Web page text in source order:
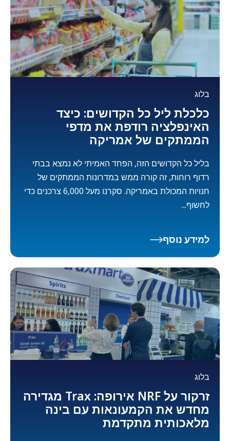
בלוג
כלכלת ליל כל הקדושים: כיצד
האינפלציה רודפת את מדפי
הממתקים של אמריקה
בליל כל הקדושים הזה, הפחד האמיתי לא נמצא בבתי
רדוף רוחות, זה קורה ממש במדרונות הממתקים של
חנויות המכולת באמריקה. סקרנו מעל 6,000 צרכנים כדי
לחשוף...
למידע נוסף
בלוג
זרקור על NRF אירופה: Trax מגדירה
מחדש את הקמעונאות עם בינה
מלאכותית מתקדמת